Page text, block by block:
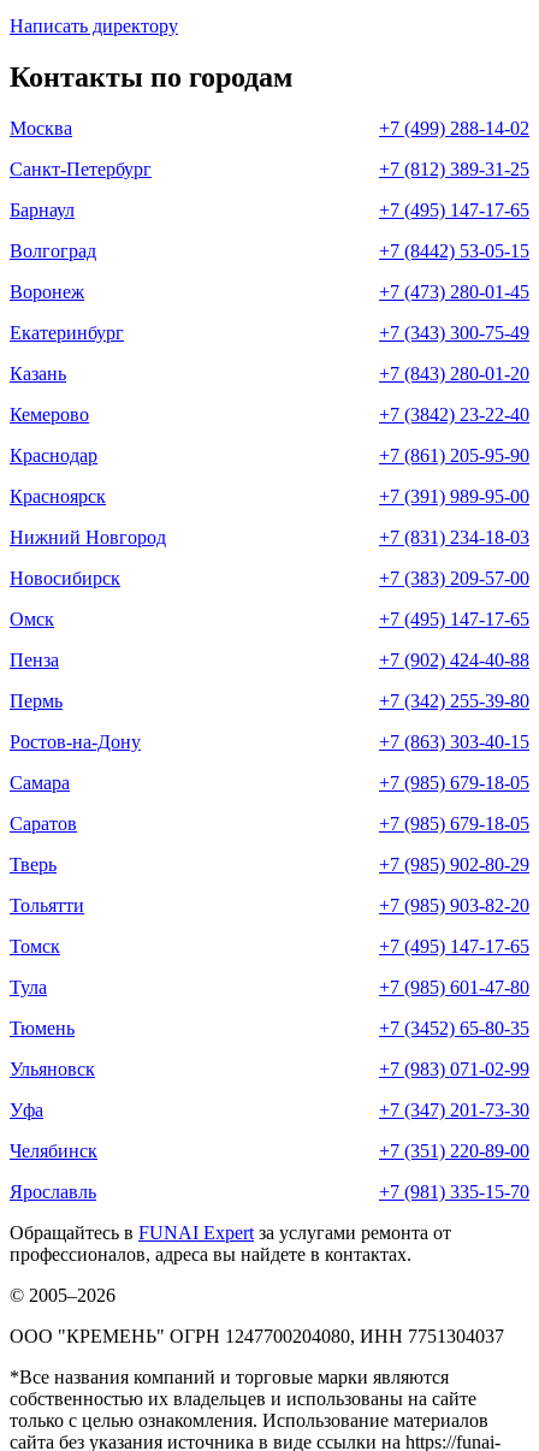
Написать директору
Контакты по городам
Москва
+7 (499) 288-14-02
Санкт-Петербург
+7 (812) 389-31-25
Барнаул
+7 (495) 147-17-65
Волгоград
+7 (8442) 53-05-15
Воронеж
+7 (473) 280-01-45
Екатеринбург
+7 (343) 300-75-49
Казань
+7 (843) 280-01-20
Кемерово
+7 (3842) 23-22-40
Краснодар
+7 (861) 205-95-90
Красноярск
+7 (391) 989-95-00
Нижний Новгород
+7 (831) 234-18-03
Новосибирск
+7 (383) 209-57-00
Омск
+7 (495) 147-17-65
Пенза
+7 (902) 424-40-88
Пермь
+7 (342) 255-39-80
Ростов-на-Дону
+7 (863) 303-40-15
Самара
+7 (985) 679-18-05
Саратов
+7 (985) 679-18-05
Тверь
+7 (985) 902-80-29
Тольятти
+7 (985) 903-82-20
Томск
+7 (495) 147-17-65
Тула
+7 (985) 601-47-80
Тюмень
+7 (3452) 65-80-35
Ульяновск
+7 (983) 071-02-99
Уфа
+7 (347) 201-73-30
Челябинск
+7 (351) 220-89-00
Ярославль
+7 (981) 335-15-70
Обращайтесь в FUNAI Expert за услугами ремонта от
профессионалов, адреса вы найдете в контактах.
© 2005–2026
ООО "КРЕМЕНЬ" ОГРН 1247700204080, ИНН 7751304037
*Все названия компаний и торговые марки являются
собственностью их владельцев и использованы на сайте
только с целью ознакомления. Использование материалов
сайта без указания источника в виде ссылки на https://funai-